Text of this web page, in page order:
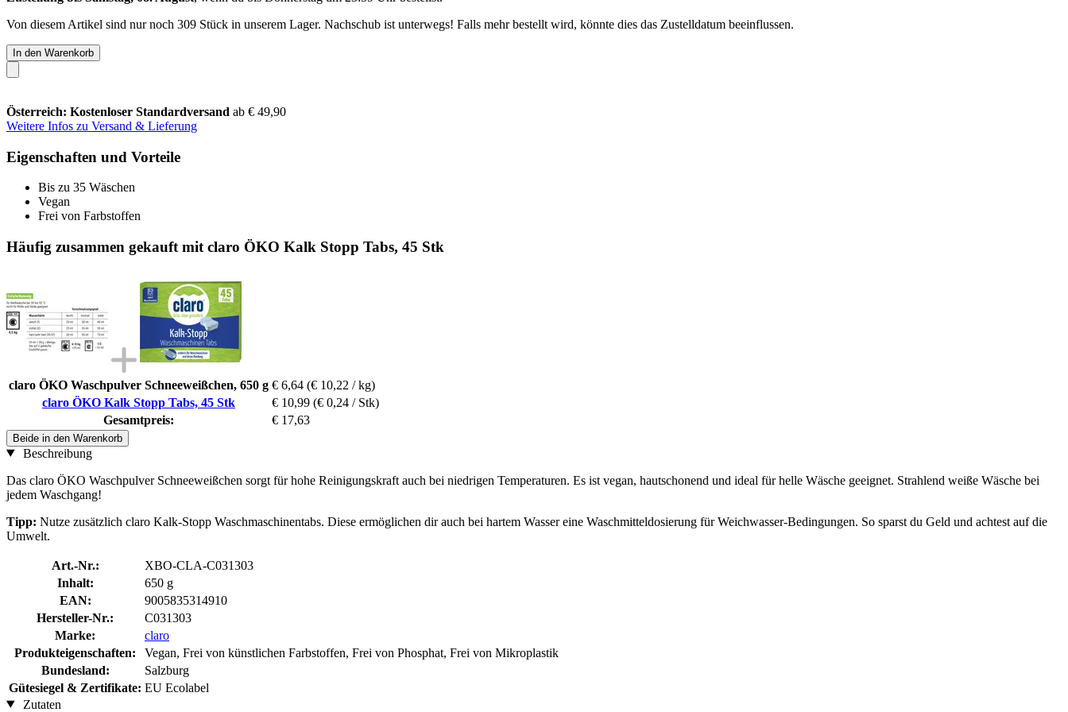
Von diesem Artikel sind nur noch 309 Stück in unserem Lager. Nachschub ist unterwegs! Falls mehr bestellt wird, könnte dies das Zustelldatum beeinflussen.
In den Warenkorb
Österreich: Kostenloser Standardversand ab € 49,90
Weitere Infos zu Versand & Lieferung
Eigenschaften und Vorteile
Bis zu 35 Wäschen
Vegan
Frei von Farbstoffen
Häufig zusammen gekauft mit claro ÖKO Kalk Stopp Tabs, 45 Stk
claro ÖKO Waschpulver Schneeweißchen, 650 g € 6,64 (€ 10,22 / kg)
claro ÖKO Kalk Stopp Tabs, 45 Stk
€ 10,99 (€ 0,24 / Stk)
Gesamtpreis:
€ 17,63
Beide in den Warenkorb
Beschreibung
Das claro ÖKO Waschpulver Schneeweißchen sorgt für hohe Reinigungskraft auch bei niedrigen Temperaturen. Es ist vegan, hautschonend und ideal für helle Wäsche geeignet. Strahlend weiße Wäsche bei
jedem Waschgang!
Tipp: Nutze zusätzlich claro Kalk-Stopp Waschmaschinentabs. Diese ermöglichen dir auch bei hartem Wasser eine Waschmitteldosierung für Weichwasser-Bedingungen. So sparst du Geld und achtest auf die
Umwelt.
Art.-Nr.:
XBO-CLA-C031303
Inhalt:
650 g
EAN:
9005835314910
Hersteller-Nr.:
C031303
Marke:
claro
Produkteigenschaften:
Vegan, Frei von künstlichen Farbstoffen, Frei von Phosphat, Frei von Mikroplastik
Bundesland:
Salzburg
Gütesiegel & Zertifikate: EU Ecolabel
Zutaten